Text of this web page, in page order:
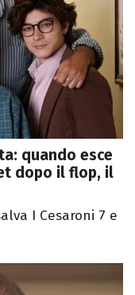
quando esce
dopo il flop, il
I Cesaroni 7 e